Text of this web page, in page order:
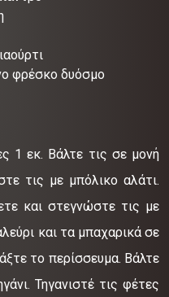
φρέσκο δυόσμο
1 εκ. Βάλτε τις σε μονή
τις με μπόλικο αλάτι.
και στεγνώστε τις με
και τα μπαχαρικά σε
το περίσσευμα. Βάλτε
Τηγανιστέ τις φέτες